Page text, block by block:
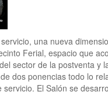
una nueva
Ferial, espacio que
sector de la postventa y
dos ponencias todo lo
El Salón se